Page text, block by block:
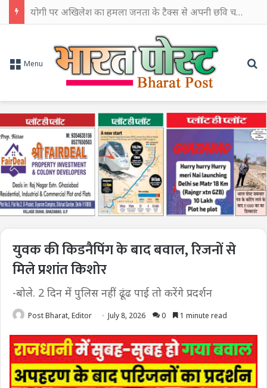
योगी पर अखिलेश का हमला जनता के टैक्स से अपनी छवि चमकाने में किया खर्च
Menu
युवक की किडनैपिंग के बाद बवाल, रिजनों से
मिले प्रशांत किशोर
-बोले. 2 दिन में पुलिस नहीं ढूंढ पाई तो करेंगे प्रदर्शन
Post Bharat, Editor July 8, 2026 0 1 minute read